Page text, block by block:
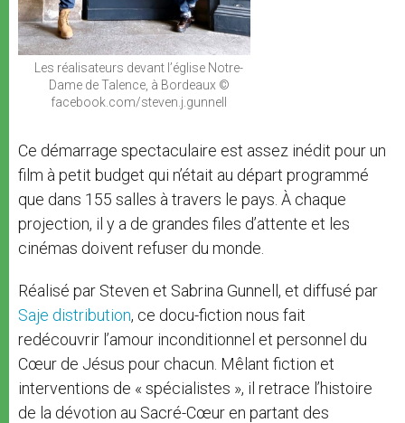
Les réalisateurs devant l’église Notre-
Dame de Talence, à Bordeaux ©
facebook.com/steven.j.gunnell
Ce démarrage spectaculaire est assez inédit pour un
film à petit budget qui n’était au départ programmé
que dans 155 salles à travers le pays. À chaque
projection, il y a de grandes files d’attente et les
cinémas doivent refuser du monde.
Réalisé par Steven et Sabrina Gunnell, et diffusé par
Saje distribution, ce docu-fiction nous fait
redécouvrir l’amour inconditionnel et personnel du
Cœur de Jésus pour chacun. Mêlant fiction et
interventions de « spécialistes », il retrace l’histoire
de la dévotion au Sacré-Cœur en partant des